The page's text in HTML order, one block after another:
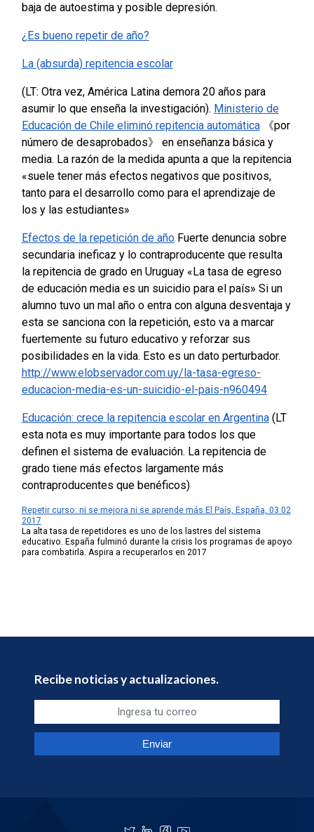
baja de autoestima y posible depresión.
¿Es bueno repetir de año?
La (absurda) repitencia escolar
(LT: Otra vez, América Latina demora 20 años para
asumir lo que enseña la investigación). Ministerio de
Educación de Chile eliminó repitencia automática《por
número de desaprobados》 en enseñanza básica y
media. La razón de la medida apunta a que la repitencia
«suele tener más efectos negativos que positivos,
tanto para el desarrollo como para el aprendizaje de
los y las estudiantes»
Efectos de la repetición de año Fuerte denuncia sobre
secundaria ineficaz y lo contraproducente que resulta
la repitencia de grado en Uruguay «La tasa de egreso
de educación media es un suicidio para el país» Si un
alumno tuvo un mal año o entra con alguna desventaja y
esta se sanciona con la repetición, esto va a marcar
fuertemente su futuro educativo y reforzar sus
posibilidades en la vida. Esto es un dato perturbador.
http://www.elobservador.com.uy/la-tasa-egreso-
educacion-media-es-un-suicidio-el-pais-n960494
Educación: crece la repitencia escolar en Argentina (LT
esta nota es muy importante para todos los que
definen el sistema de evaluación. La repitencia de
grado tiene más efectos largamente más
contraproducentes que benéficos)
Repetir curso: ni se mejora ni se aprende más El País, España, 03 02
2017
La alta tasa de repetidores es uno de los lastres del sistema
educativo. España fulminó durante la crisis los programas de apoyo
para combatirla. Aspira a recuperarlos en 2017
Recibe noticias y actualizaciones.